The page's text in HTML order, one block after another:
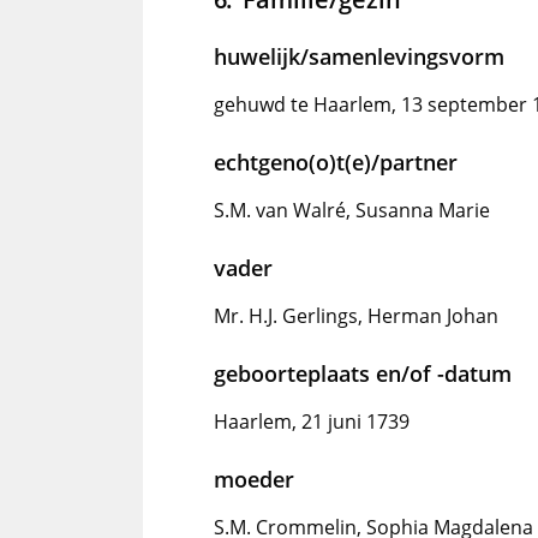
huwelijk/samenlevingsvorm
gehuwd te Haarlem, 13 september
echtgeno(o)t(e)/partner
S.M. van Walré, Susanna Marie
vader
Mr. H.J. Gerlings, Herman Johan
geboorteplaats en/of -datum
Haarlem, 21 juni 1739
moeder
S.M. Crommelin, Sophia Magdalena